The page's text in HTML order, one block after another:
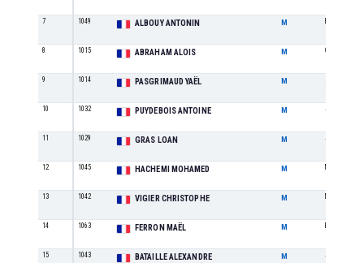
7 1049 ALBOUY ANTONIN M ES
8 1015 ABRAHAM ALOIS M CA
9 1014 PASGRIMAUD YAËL M
10 1032 PUYDEBOIS ANTOINE M JU
11 1029 GRAS LOAN M JU
12 1045 HACHEMI MOHAMED M M0
13 1042 VIGIER CHRISTOPHE M M2
14 1063 FERRON MAËL M ES
15 1043 BATAILLE ALEXANDRE M JU